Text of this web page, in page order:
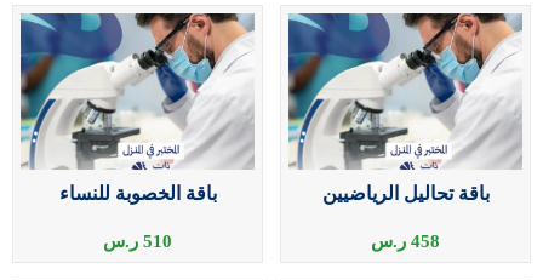
باقة تحاليل الرياضيين
458 ر.س
باقة الخصوبة للنساء
510 ر.س